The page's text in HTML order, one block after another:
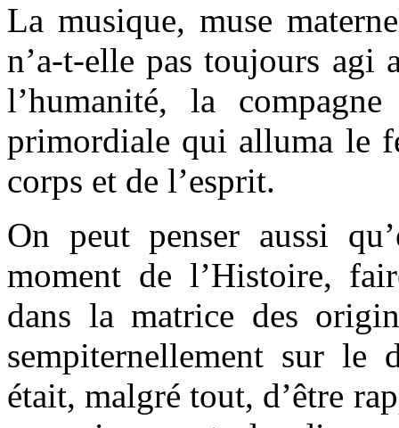
La musique, muse
n’a-t-elle pas toujours agi
l’humanité, la
primordiale qui alluma le
corps et de l’esprit.
On peut penser aussi
moment de l’Histoire,
dans la matrice des
sempiternellement sur le
était, malgré tout, d’être